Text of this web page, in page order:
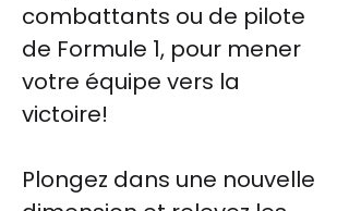
combattants ou de pilote
de Formule 1, pour mener
votre équipe vers la
victoire!
Plongez dans une nouvelle